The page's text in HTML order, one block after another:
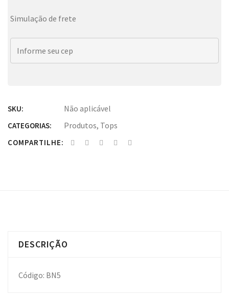
Simulação de frete
SKU: Não aplicável
CATEGORIAS: Produtos, Tops
COMPARTILHE:
DESCRIÇÃO
Código: BN5